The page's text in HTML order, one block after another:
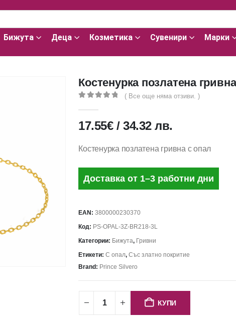
Бижута Деца Козметика Сувенири Марки
Костенурка позлатена
( Все още няма отзиви. )
17.55€ /34.32лв.
Костенурка позлатена гривна с опал
Доставка от 1–3 работни дни
EAN:3800000230370
Код: PS-OPAL-3Z-BR218-3L
Категории: Бижута, Гривни
Етикети:С опал,Със златно покритие
Brand: Prince Silvero
КУПИ